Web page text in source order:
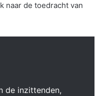
naar de toedracht van
de inzittenden,